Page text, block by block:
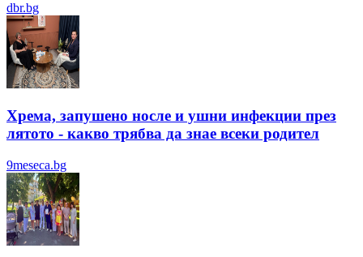
dbr.bg
Хрема, запушено носле и ушни инфекции през
лятотo - какво трябва да знае всеки родител
9meseca.bg